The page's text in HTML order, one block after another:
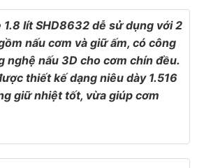
lít SHD8632 dễ sử dụng với 2
nấu cơm và giữ ấm, có công
nghệ nấu 3D cho cơm chín đều.
thiết kế dạng niêu dày 1.516
giữ nhiệt tốt, vừa giúp cơm